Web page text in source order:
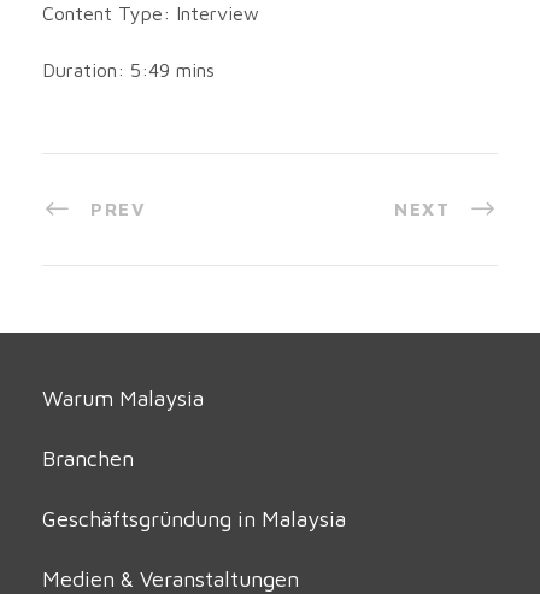
Content Type: Interview
Duration: 5:49 mins
PREV NEXT
Warum Malaysia
Branchen
Geschäftsgründung in Malaysia
Medien & Veranstaltungen